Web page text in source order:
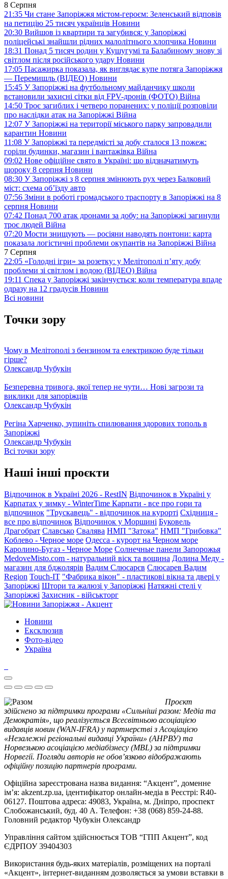
8 Серпня
21:35 Чи стане Запоріжжя містом-героєм: Зеленський відповів
на петицію 25 тисяч українців Новини
20:30 Вийшов із квартири та загубився: у Запоріжжі
поліцейські знайшли рідних малолітнього хлопчика Новини
18:31 Понад 5 тисяч родин у Кушугумі та Балабиному знову зі
світлом після російського удару Новини
17:05 Пасажирка показала, як виглядає купе потяга Запоріжжя
— Перемишль (ВІДЕО) Новини
15:45 У Запоріжжі на футбольному майданчику школи
встановили захисні сітки від FPV-дронів (ФОТО) Війна
14:50 Троє загиблих і четверо поранених: у поліції розповіли
про наслідки атак на Запоріжжі Війна
12:07 У Запоріжжі на території міського парку запровадили
карантин Новини
11:08 У Запоріжжі та передмісті за добу сталося 13 пожеж:
горіли будинки, магазин і вантажівка Війна
09:02 Нове офіційне свято в Україні: що відзначатимуть
щороку 8 серпня Новини
08:30 У Запоріжжі з 8 серпня змінюють рух через Балковий
міст: схема об’їзду авто
07:56 Зміни в роботі громадського траспорту в Запоріжжі на 8
серпня Новини
07:42 Понад 700 атак дронами за добу: на Запоріжжі загинули
троє людей Війна
07:20 Мости знищують — росіяни наводять понтони: карта
показала логістичні проблеми окупантів на Запоріжжі Війна
7 Серпня
22:05 «Голодні ігри» за розетку: у Мелітополі п’яту добу
проблеми зі світлом і водою (ВІДЕО) Війна
19:11 Спека у Запоріжжі закінчується: коли температура впаде
одразу на 12 градусів Новини
Всі новини
Точки зору
Чому в Мелітополі з бензином та електрикою буде тільки
гірше?
Олександр Чубукін
Безперевна тривога, якої тепер не чути… Нові загрози та
виклики для запоріжців
Олександр Чубукін
Регіна Харченко, зупиніть спилювання здорових тополь в
Запоріжжі
Олександр Чубукін
Всі точки зору
Наші інші проєкти
Відпочинок в Україні 2026 - RestIN Відпочинок в Україні у
Карпатах у зимку - WinterTime Карпати - все про гори та
відпочинок "Трускавець" - відпочинок на курорті Східниця -
все про відпочинок Відпочинок у Моршині Буковель
Драгобрат Славсько Свалява НМП "Затока" НМП "Грибовка"
Коблево - Черное море Одесса - курорт на Черном море
Каролино-Бугаз - Черное Море Солнечные панели Запорожья
MedoveMisto.com - натуральний віск та вощина Долина Меду -
магазин для бджолярів Вадим Слюсарєв Слюсарев Вадим
Region Touch-IT "Фабрика вікон" - пластикові вікна та двері у
Запоріжжі Штори та жалюзі у Запоріжжі Натяжні стелі у
Запоріжжі Захисник - військторг
Новини
Ексклюзив
Фото-відео
Україна
Проєкт
здійснено за підтримки програми «Сильніші разом: Медіа та
Демократія», що реалізується Всесвітньою асоціацією
видавців новин (WAN-IFRA) у партнерстві з Асоціацією
«Незалежні регіональні видавці України» (АНРВУ) та
Норвезькою асоціацією медіабізнесу (MBL) за підтримки
Норвегії. Погляди авторів не обов’язково відображають
офіційну позицію партнерів програми.
Офіційна зареєстрована назва видання: “Акцент”, доменне
ім’я: akzent.zp.ua, ідентифікатор онлайн-медіа в Реєстрі: R40-
06127. Поштова адреса: 49083, Україна, м. Дніпро, проспект
Слобожанський, буд. 40 А. Телефон: +38 (068) 859-24-88.
Головний редактор Чубукін Олександр
Управління сайтом здійснюється ТОВ “ГПП Акцент”, код
ЄДРПОУ 39404303
Використання будь-яких матеріалів, розміщених на порталі
«Акцент», інтернет-виданням дозволяється за умови вставки в